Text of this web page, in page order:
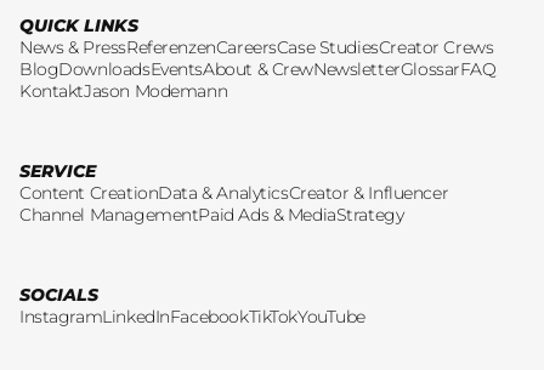
QUICK LINKS
News & PressReferenzenCareersCase StudiesCreator Crews
BlogDownloadsEventsAbout & CrewNewsletterGlossarFAQ
KontaktJason Modemann
SERVICE
Content CreationData & AnalyticsCreator & Influencer
Channel ManagementPaid Ads & MediaStrategy
SOCIALS
InstagramLinkedInFacebookTikTokYouTube